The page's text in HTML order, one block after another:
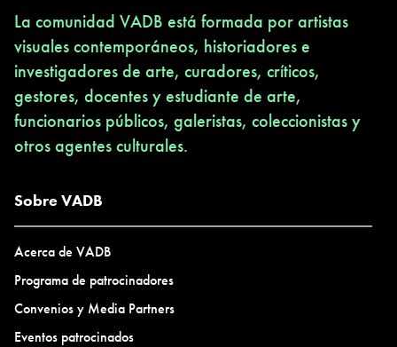
Antofagasta, Chile.
La comunidad VADB está formada por artistas
visuales contemporáneos, historiadores e
investigadores de arte, curadores, críticos,
gestores, docentes y estudiante de arte,
funcionarios públicos, galeristas, coleccionistas y
otros agentes culturales.
Sobre VADB
Acerca de VADB
Programa de patrocinadores
Convenios y Media Partners
Eventos patrocinados